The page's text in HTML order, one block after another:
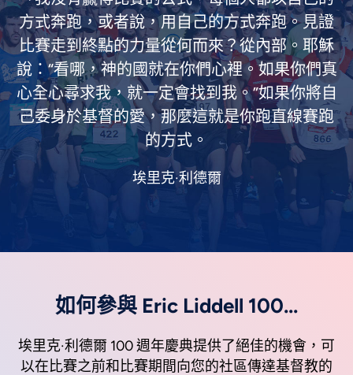
方式奔跑，或者說，用自己的方式奔跑。見證
比賽走到終點的力量從何而來？從內部。耶穌
說：“看哪，神的國就在你們心裡。如果你們真
心全心尋求我，就一定會找到我。”如果你將自
己委身於基督的愛，那麼這就是你跑直線賽跑
的方式。
埃里克·利德爾
如何參與 Eric Liddell 100...
埃里克·利德爾 100 週年慶典提供了絕佳的機會，可
以在比賽之前和比賽期間向您的社區傳達基督教的